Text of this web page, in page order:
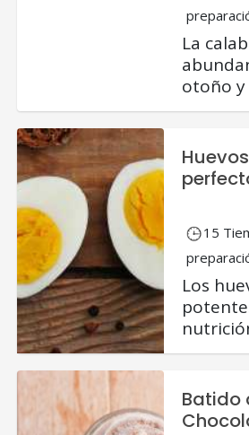
La
otoño y
15
Los
Batido